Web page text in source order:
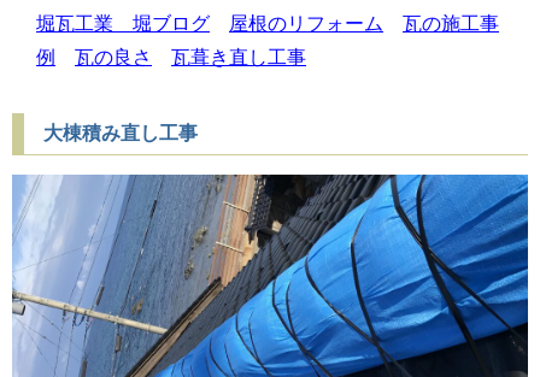
堀瓦工業 堀ブログ 屋根のリフォーム
瓦の施工事
例
瓦の良さ 瓦葺き直し工事
大棟積み直し工事